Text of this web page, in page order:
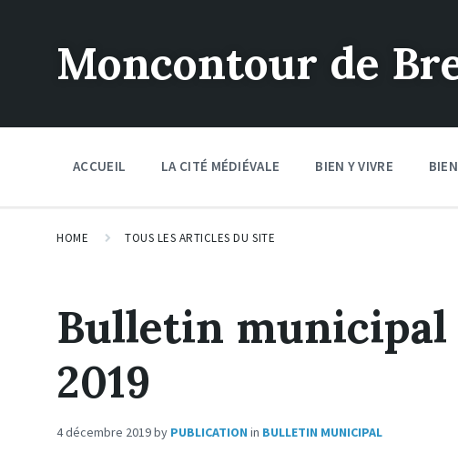
Moncontour de
ACCUEIL LA CITÉ MÉDIÉVALE BIEN Y VIVRE
HOME TOUS LES ARTICLES DU SITE
Bulletin municipal
2019
4 décembre 2019by PUBLICATION in BULLETIN MUNICIPAL